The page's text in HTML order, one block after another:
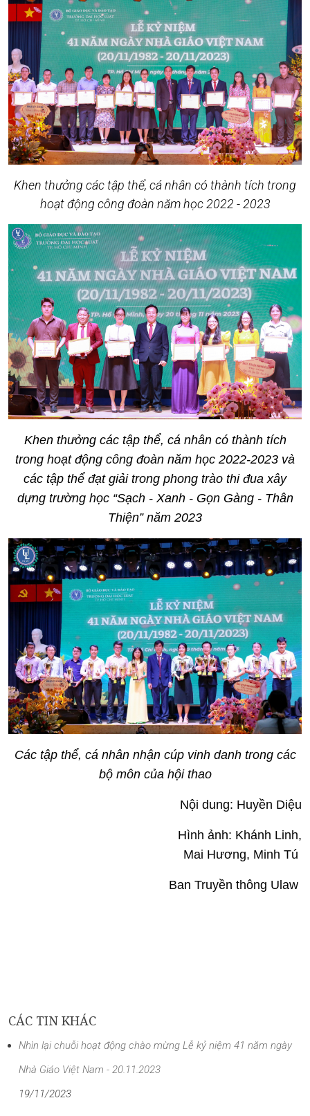
Khen thưởng các tập thể, cá nhân có thành tích trong
hoạt động công đoàn năm học 2022 - 2023
Khen thưởng các tập thể, cá nhân có thành tích
trong hoạt động công đoàn năm học 2022-2023 và
các tập thể đạt giải trong phong trào thi đua xây
dựng trường học “Sạch - Xanh - Gọn Gàng - Thân
Thiện” năm 2023
Các tập thể, cá nhân nhận cúp vinh danh trong các
bộ môn của hội thao
Nội dung: Huyền Diệu
Hình ảnh: Khánh Linh,
Mai Hương, Minh Tú
Ban Truyền thông Ulaw
CÁC TIN KHÁC
Nhìn lại chuỗi hoạt động chào mừng Lễ kỷ niệm 41 năm ngày
Nhà Giáo Việt Nam - 20.11.2023
19/11/2023